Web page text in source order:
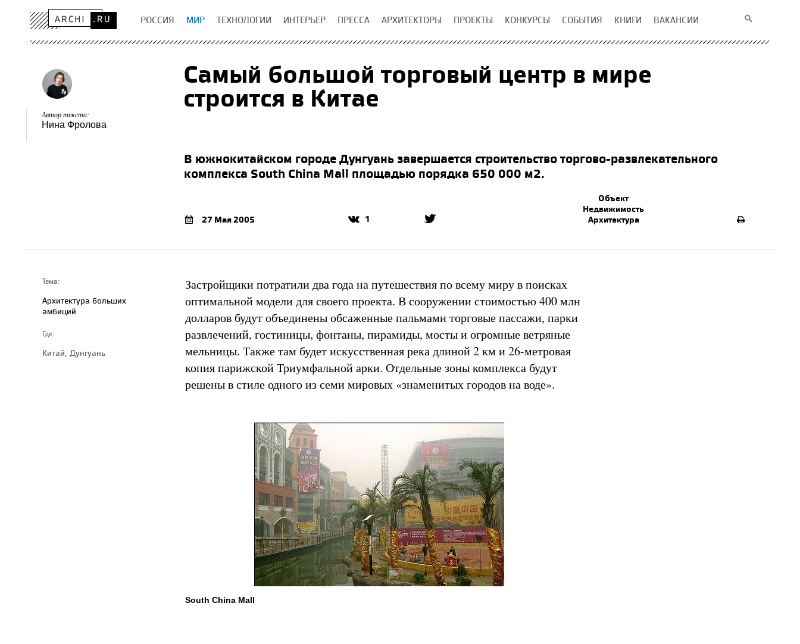
РОССИЯ МИР ТЕХНОЛОГИИ ИНТЕРЬЕР ПРЕССА АРХИТЕКТОРЫ ПРОЕКТЫ КОНКУРСЫ СОБЫТИЯ КНИГИ ВАКАНСИИ
Автор текста:
Нина Фролова
Самый большой торговый центр в мире
строится в Китае
В южнокитайском городе Дунгуань завершается строительство торгово-развлекательного
комплекса South China Mall площадью порядка 650 000 м2.
27 Мая 2005 1
Объект
Недвижимость
Архитектура
Тема:
Архитектура больших
амбиций
Где:
Китай, Дунгуань
Застройщики потратили два года на путешествия по всему миру в поисках
оптимальной модели для своего проекта. В сооружении стоимостью 400 млн
долларов будут объединены обсаженные пальмами торговые пассажи, парки
развлечений, гостиницы, фонтаны, пирамиды, мосты и огромные ветряные
мельницы. Также там будет искусственная река длиной 2 км и 26-метровая
копия парижской Триумфальной арки. Отдельные зоны комплекса будут
решены в стиле одного из семи мировых «знаменитых городов на воде».
South China Mall